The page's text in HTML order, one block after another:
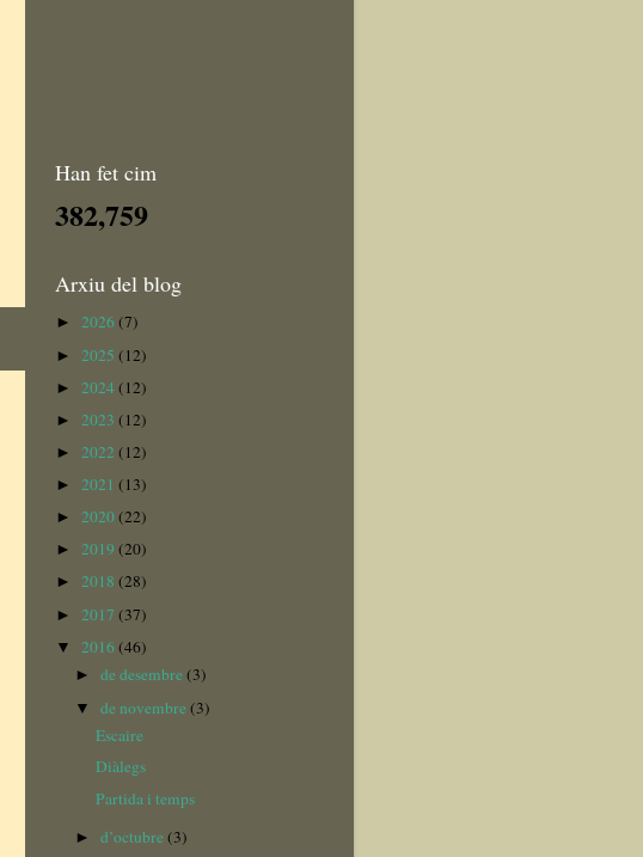
Han fet cim
382,759
Arxiu del blog
► 2026 (7)
► 2025 (12)
► 2024 (12)
► 2023 (12)
► 2022 (12)
► 2021 (13)
► 2020(22)
► 2019 (20)
► 2018 (28)
► 2017 (37)
▼ 2016 (46)
►de desembre(3)
▼de novembre(3)
Escaire
Diàlegs
Partida i temps
►d’octubre(3)